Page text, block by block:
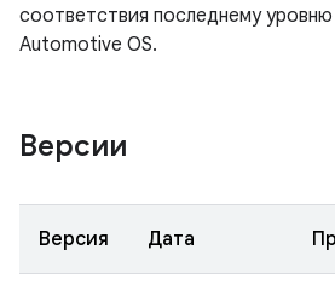
соответствия последнему
Automotive OS.
Версии
Версия Дата